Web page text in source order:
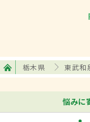
栃木県 東武和
悩みに